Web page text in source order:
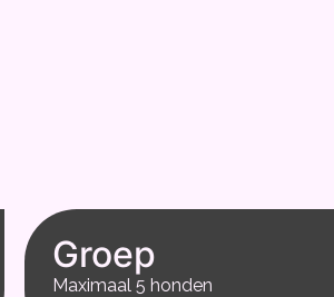
Groep
Maximaal 5 honden